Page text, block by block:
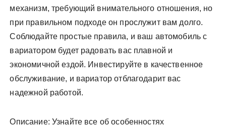
механизм, требующий внимательного отношения, но
при правильном подходе он прослужит вам долго.
Соблюдайте простые правила, и ваш автомобиль с
вариатором будет радовать вас плавной и
экономичной ездой. Инвестируйте в качественное
обслуживание, и вариатор отблагодарит вас
надежной работой.
Описание: Узнайте все об особенностях